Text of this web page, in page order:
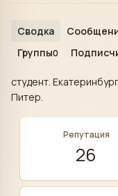
Сводка
Группы0
студент.
Питер.
Репутация
26